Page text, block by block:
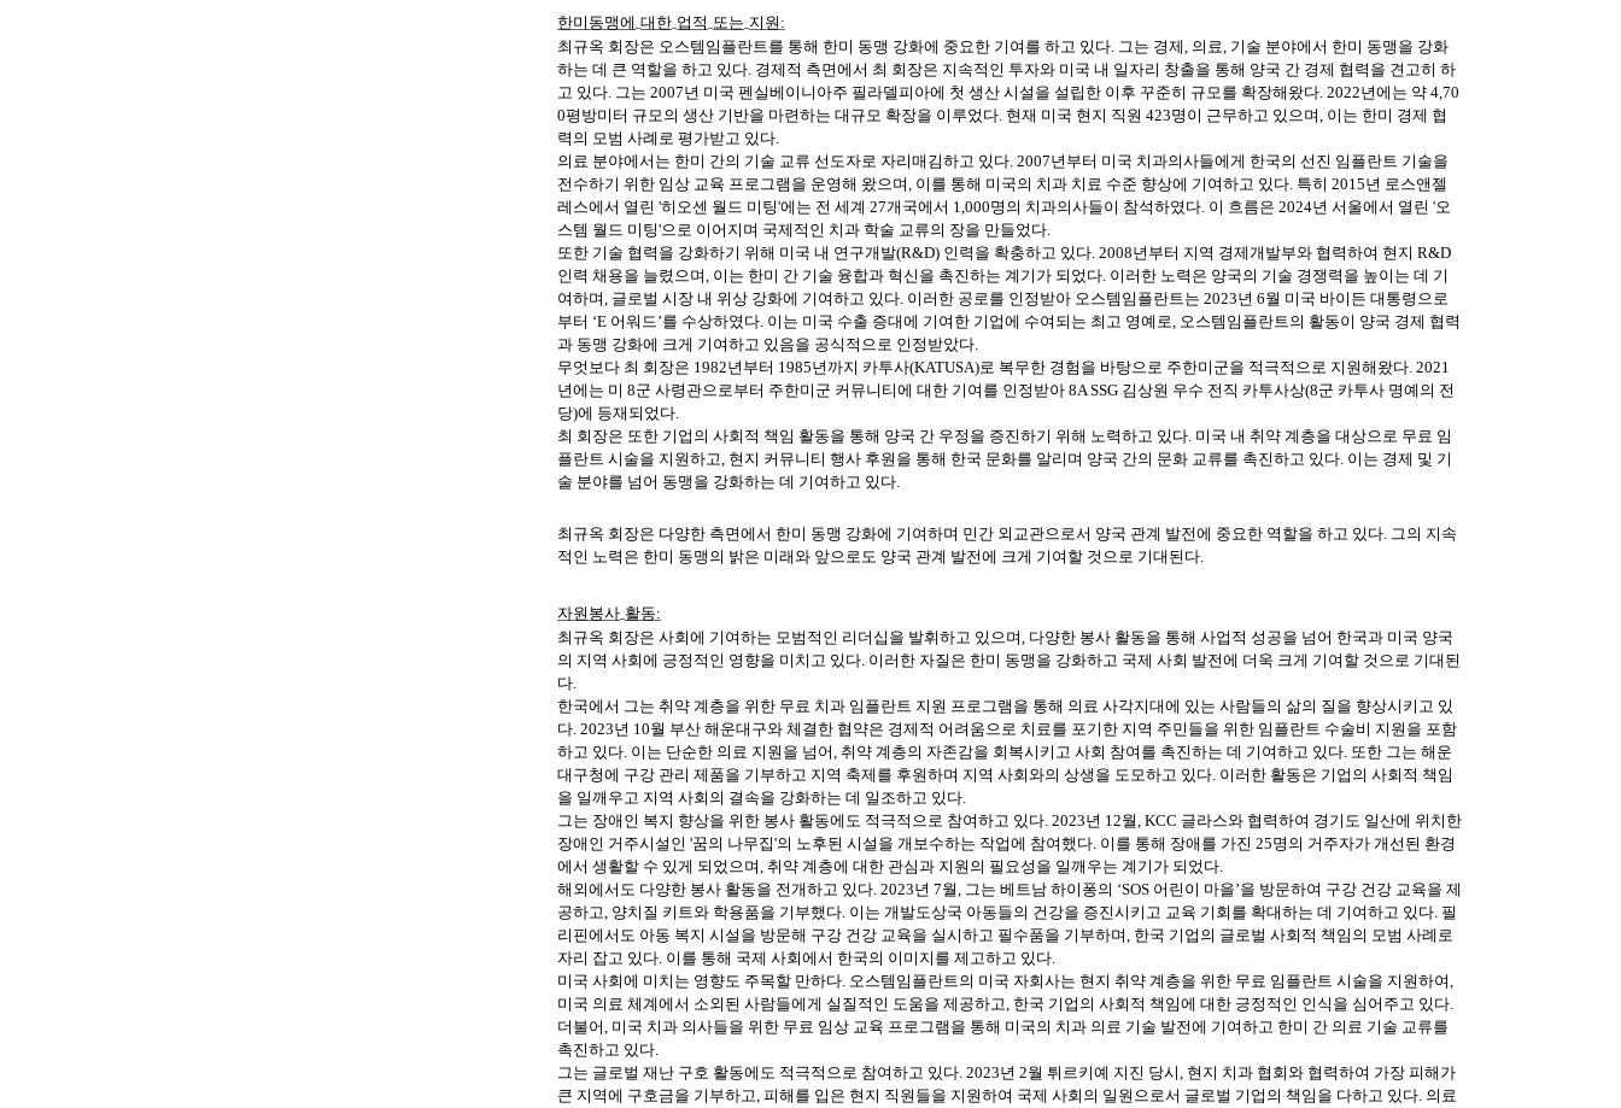
한미동맹에 대한 업적 또는 지원 :
최규옥 회장은 오스템임플란트를 통해 한미 동맹 강화에 중요한 기여를 하고 있다. 그는 경제, 의료, 기술 분야에서 한미 동맹을 강화
하는 데 큰 역할을 하고 있다. 경제적 측면에서 최 회장은 지속적인 투자와 미국 내 일자리 창출을 통해 양국 간 경제 협력을 견고히 하
고 있다. 그는 2007년 미국 펜실베이니아주 필라델피아에 첫 생산 시설을 설립한 이후 꾸준히 규모를 확장해왔다. 2022년에는 약 4,70
0평방미터 규모의 생산 기반을 마련하는 대규모 확장을 이루었다. 현재 미국 현지 직원 423명이 근무하고 있으며, 이는 한미 경제 협
력의 모범 사례로 평가받고 있다.
의료 분야에서는 한미 간의 기술 교류 선도자로 자리매김하고 있다. 2007년부터 미국 치과의사들에게 한국의 선진 임플란트 기술을
전수하기 위한 임상 교육 프로그램을 운영해 왔으며, 이를 통해 미국의 치과 치료 수준 향상에 기여하고 있다. 특히 2015년 로스앤젤
레스에서 열린 '히오센 월드 미팅'에는 전 세계 27개국에서 1,000명의 치과의사들이 참석하였다. 이 흐름은 2024년 서울에서 열린 '오
스템 월드 미팅'으로 이어지며 국제적인 치과 학술 교류의 장을 만들었다.
또한 기술 협력을 강화하기 위해 미국 내 연구개발(R&D) 인력을 확충하고 있다. 2008년부터 지역 경제개발부와 협력하여 현지 R&D
인력 채용을 늘렸으며, 이는 한미 간 기술 융합과 혁신을 촉진하는 계기가 되었다. 이러한 노력은 양국의 기술 경쟁력을 높이는 데 기
여하며, 글로벌 시장 내 위상 강화에 기여하고 있다. 이러한 공로를 인정받아 오스템임플란트는 2023년 6월 미국 바이든 대통령으로
부터 ‘E 어워드’를 수상하였다. 이는 미국 수출 증대에 기여한 기업에 수여되는 최고 영예로, 오스템임플란트의 활동이 양국 경제 협력
과 동맹 강화에 크게 기여하고 있음을 공식적으로 인정받았다.
무엇보다 최 회장은 1982년부터 1985년까지 카투사(KATUSA)로 복무한 경험을 바탕으로 주한미군을 적극적으로 지원해왔다. 2021
년에는 미 8군 사령관으로부터 주한미군 커뮤니티에 대한 기여를 인정받아 8A SSG 김상원 우수 전직 카투사상(8군 카투사 명예의 전
당)에 등재되었다.
최 회장은 또한 기업의 사회적 책임 활동을 통해 양국 간 우정을 증진하기 위해 노력하고 있다. 미국 내 취약 계층을 대상으로 무료 임
플란트 시술을 지원하고, 현지 커뮤니티 행사 후원을 통해 한국 문화를 알리며 양국 간의 문화 교류를 촉진하고 있다. 이는 경제 및 기
술 분야를 넘어 동맹을 강화하는 데 기여하고 있다.
최규옥 회장은 다양한 측면에서 한미 동맹 강화에 기여하며 민간 외교관으로서 양국 관계 발전에 중요한 역할을 하고 있다. 그의 지속
적인 노력은 한미 동맹의 밝은 미래와 앞으로도 양국 관계 발전에 크게 기여할 것으로 기대된다.
자원봉사 활동:
최규옥 회장은 사회에 기여하는 모범적인 리더십을 발휘하고 있으며, 다양한 봉사 활동을 통해 사업적 성공을 넘어 한국과 미국 양국
의 지역 사회에 긍정적인 영향을 미치고 있다. 이러한 자질은 한미 동맹을 강화하고 국제 사회 발전에 더욱 크게 기여할 것으로 기대된
다.
한국에서 그는 취약 계층을 위한 무료 치과 임플란트 지원 프로그램을 통해 의료 사각지대에 있는 사람들의 삶의 질을 향상시키고 있
다. 2023년 10월 부산 해운대구와 체결한 협약은 경제적 어려움으로 치료를 포기한 지역 주민들을 위한 임플란트 수술비 지원을 포함
하고 있다. 이는 단순한 의료 지원을 넘어, 취약 계층의 자존감을 회복시키고 사회 참여를 촉진하는 데 기여하고 있다. 또한 그는 해운
대구청에 구강 관리 제품을 기부하고 지역 축제를 후원하며 지역 사회와의 상생을 도모하고 있다. 이러한 활동은 기업의 사회적 책임
을 일깨우고 지역 사회의 결속을 강화하는 데 일조하고 있다.
그는 장애인 복지 향상을 위한 봉사 활동에도 적극적으로 참여하고 있다. 2023년 12월, KCC 글라스와 협력하여 경기도 일산에 위치한
장애인 거주시설인 '꿈의 나무집'의 노후된 시설을 개보수하는 작업에 참여했다. 이를 통해 장애를 가진 25명의 거주자가 개선된 환경
에서 생활할 수 있게 되었으며, 취약 계층에 대한 관심과 지원의 필요성을 일깨우는 계기가 되었다.
해외에서도 다양한 봉사 활동을 전개하고 있다. 2023년 7월, 그는 베트남 하이퐁의 ‘SOS 어린이 마을’을 방문하여 구강 건강 교육을 제
공하고, 양치질 키트와 학용품을 기부했다. 이는 개발도상국 아동들의 건강을 증진시키고 교육 기회를 확대하는 데 기여하고 있다. 필
리핀에서도 아동 복지 시설을 방문해 구강 건강 교육을 실시하고 필수품을 기부하며, 한국 기업의 글로벌 사회적 책임의 모범 사례로
자리 잡고 있다. 이를 통해 국제 사회에서 한국의 이미지를 제고하고 있다.
미국 사회에 미치는 영향도 주목할 만하다. 오스템임플란트의 미국 자회사는 현지 취약 계층을 위한 무료 임플란트 시술을 지원하여,
미국 의료 체계에서 소외된 사람들에게 실질적인 도움을 제공하고, 한국 기업의 사회적 책임에 대한 긍정적인 인식을 심어주고 있다.
더불어, 미국 치과 의사들을 위한 무료 임상 교육 프로그램을 통해 미국의 치과 의료 기술 발전에 기여하고 한미 간 의료 기술 교류를
촉진하고 있다.
그는 글로벌 재난 구호 활동에도 적극적으로 참여하고 있다. 2023년 2월 튀르키예 지진 당시, 현지 치과 협회와 협력하여 가장 피해가
큰 지역에 구호금을 기부하고, 피해를 입은 현지 직원들을 지원하여 국제 사회의 일원으로서 글로벌 기업의 책임을 다하고 있다. 의료